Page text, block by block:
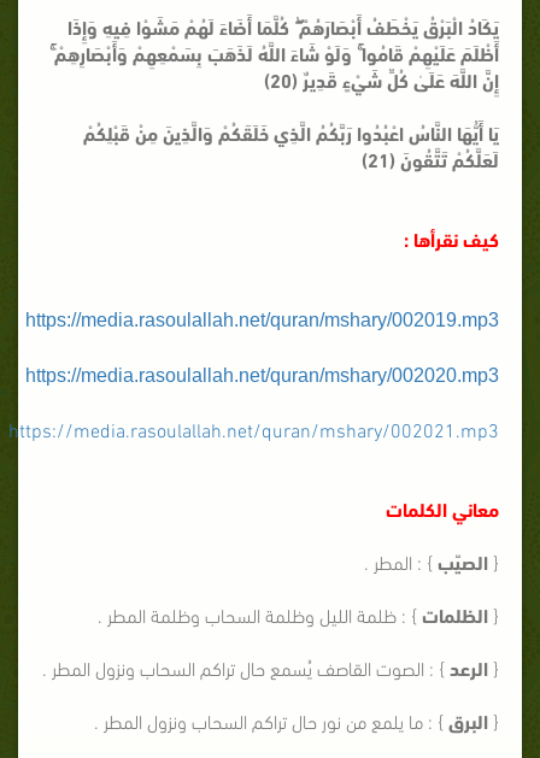
يَكَادُ الْبَرْقُ يَخْطَفُ أَبْصَارَهُمْ ۖ كُلَّمَا أَضَاءَ لَهُمْ مَشَوْا فِيهِ وَإِذَا
أَظْلَمَ عَلَيْهِمْ قَامُوا ۚ وَلَوْ شَاءَ اللَّهُ لَذَهَبَ بِسَمْعِهِمْ وَأَبْصَارِهِمْ ۚ
إِنَّ اللَّهَ عَلَىٰ كُلِّ شَيْءٍ قَدِيرٌ (20)
يَا أَيُّهَا النَّاسُ اعْبُدُوا رَبَّكُمُ الَّذِي خَلَقَكُمْ وَالَّذِينَ مِنْ قَبْلِكُمْ
لَعَلَّكُمْ تَتَّقُونَ (21)
كيف نقرأها :
https://media.rasoulallah.net/quran/mshary/002019.mp3
https://media.rasoulallah.net/quran/mshary/002020.mp3
https://media.rasoulallah.net/quran/mshary/002021.mp3
معاني الكلمات
{الصيّب} : المطر .
{الظلمات} : ظلمة الليل وظلمة السحاب وظلمة المطر .
{الرعد} : الصوت القاصف يُسمع حال تراكم السحاب ونزول المطر .
{البرق} : ما يلمع من نور حال تراكم السحاب ونزول المطر .